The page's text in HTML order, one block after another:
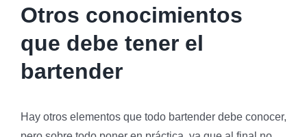
Otros conocimientos
que debe tener el
bartender
Hay otros elementos que todo bartender debe conocer,